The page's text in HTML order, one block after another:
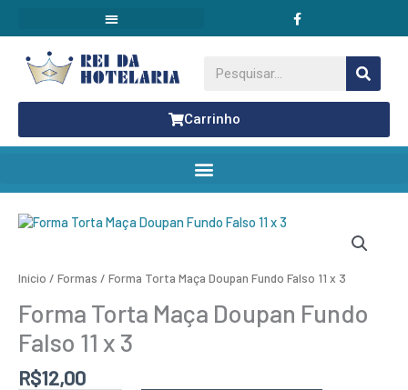
o
conteúdo
a
Carrinho
Início / Formas / Forma Torta Maça Doupan Fundo Falso 11 x 3
Forma Torta Maça Doupan Fundo
Falso 11 x 3
R$12,00
Forma
Fundo
Falso
11
x
3
quantidade